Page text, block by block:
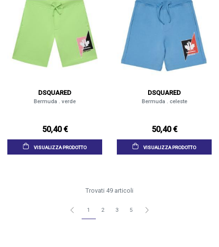
DSQUARED
Bermuda . verde
50,40 €
VISUALIZZA PRODOTTO
DSQUARED
Bermuda . celeste
50,40 €
VISUALIZZA PRODOTTO
Trovati 49 articoli
1 2 3 5